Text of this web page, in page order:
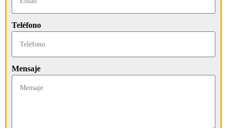
Teléfono
Mensaje